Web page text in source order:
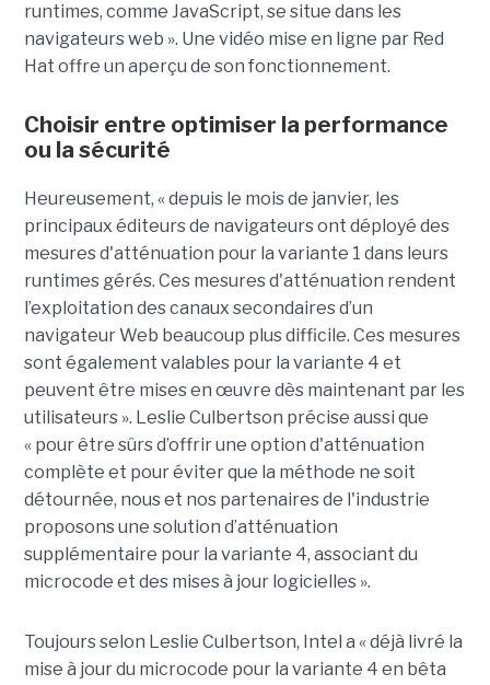
runtimes, comme JavaScript, se situe dans les
navigateurs web ». Une vidéo mise en ligne par Red
Hat offre un aperçu de son fonctionnement.
Choisir entre optimiser la performance
ou la sécurité
Heureusement, « depuis le mois de janvier, les
principaux éditeurs de navigateurs ont déployé des
mesures d'atténuation pour la variante 1 dans leurs
runtimes gérés. Ces mesures d'atténuation rendent
l’exploitation des canaux secondaires d’un
navigateur Web beaucoup plus difficile. Ces mesures
sont également valables pour la variante 4 et
peuvent être mises en œuvre dès maintenant par les
utilisateurs ». Leslie Culbertson précise aussi que
« pour être sûrs d’offrir une option d'atténuation
complète et pour éviter que la méthode ne soit
détournée, nous et nos partenaires de l'industrie
proposons une solution d’atténuation
supplémentaire pour la variante 4, associant du
microcode et des mises à jour logicielles ».
Toujours selon Leslie Culbertson, Intel a « déjà livré la
mise à jour du microcode pour la variante 4 en bêta